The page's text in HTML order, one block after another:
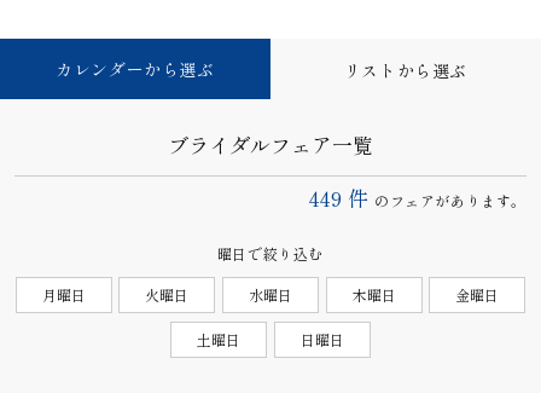
カレンダーから選ぶ リストから選ぶ
ブライダルフェア一覧
449 件 のフェアがあります。
曜日で絞り込む
月曜日
火曜日 水曜日 木曜日 金曜日
土曜日 日曜日